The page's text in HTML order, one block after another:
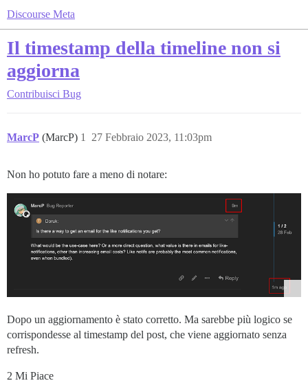
Discourse Meta
Il timestamp della timeline non si
aggiorna
Contribuisci Bug
MarcP (MarcP) 27 Febbraio 2023, 11:03pm
1
Non ho potuto fare a meno di notare:
Dopo un aggiornamento è stato corretto. Ma sarebbe più logico se
corrispondesse al timestamp del post, che viene aggiornato senza
refresh.
2 Mi Piace